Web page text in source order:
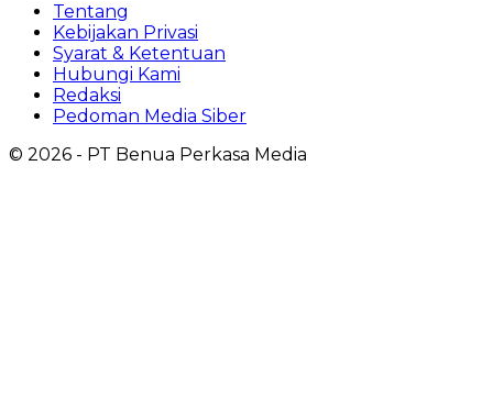
Tentang
Kebijakan Privasi
Syarat & Ketentuan
Hubungi Kami
Redaksi
Pedoman Media Siber
© 2026 - PT Benua Perkasa Media